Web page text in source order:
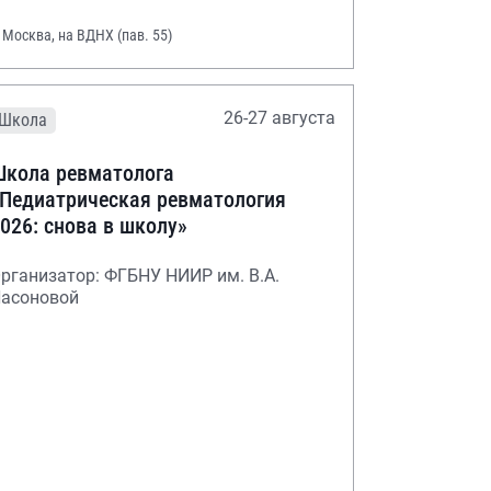
Москва, на ВДНХ (пав. 55)
Школа 26-27 августа
ревматолога
ревматология
снова в школу»
ФГБНУ НИИР им. В.А.